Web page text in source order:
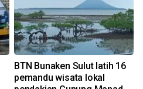
BTN Bunaken Sulut latih 16
pemandu wisata lokal